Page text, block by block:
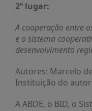
2º lugar:
A cooperação entre
e o sistema
desenvolvimento
Autores: Marcelo
Instituição do
A ABDE, o BID, o